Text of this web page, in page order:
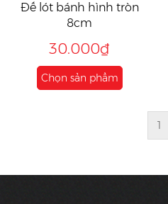
Đế lót bánh hình tròn
8cm
30.000₫
Chọn sản phẩm
1